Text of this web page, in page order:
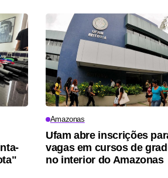
Amazonas
Ufam abre inscrições
vagas em cursos de
no interior do Amazonas